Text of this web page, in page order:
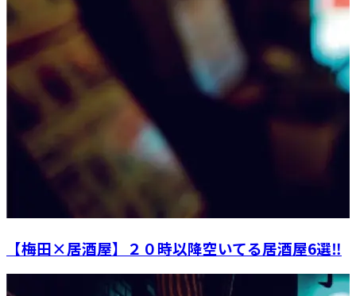
【梅田×居酒屋】２０時以降空いてる居酒屋6選‼